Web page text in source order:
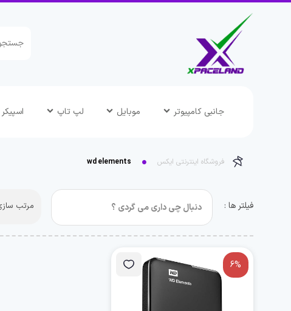
جانبی کامپیوتر موبایل لپ تاپ اسپیکر
فروشگاه اینترنتی ایکس wd elements
فیلتر ها : مرتب
6%